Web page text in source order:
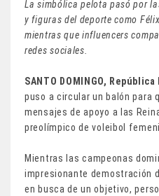
La simbólica pelota pasó por
y figuras del deporte como
mientras que influencers
redes sociales.
SANTO DOMINGO,
puso a circular un balón para
mensajes de apoyo a las
preolímpico de voleibol
Mientras las campeonas
impresionante demostración
en busca de un objetivo,